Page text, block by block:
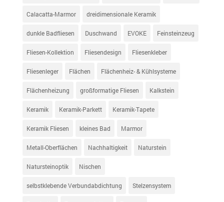
Calacatta-Marmor dreidimensionale Keramik
dunkle Badfliesen Duschwand EVOKE Feinsteinzeug
Fliesen-Kollektion Fliesendesign Fliesenkleber
Fliesenleger Flächen Flächenheiz- & Kühlsysteme
Flächenheizung großformatige Fliesen Kalkstein
Keramik Keramik-Parkett Keramik-Tapete
Keramik Fliesen kleines Bad Marmor
Metall-Oberflächen Nachhaltigkeit Naturstein
Natursteinoptik Nischen
selbstklebende Verbundabdichtung Stelzensystem